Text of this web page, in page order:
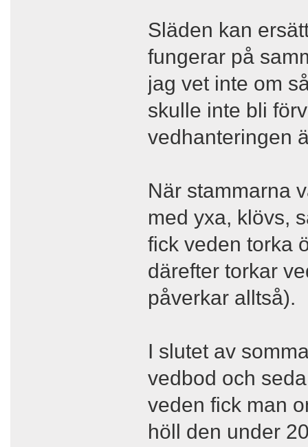
Släden kan
fungerar på
jag vet inte om
skulle inte bli
vedhanteringen
När stammarna
med yxa, klövs,
fick veden torka
därefter torkar
påverkar alltså).
I slutet av
vedbod och
veden fick man
höll den under